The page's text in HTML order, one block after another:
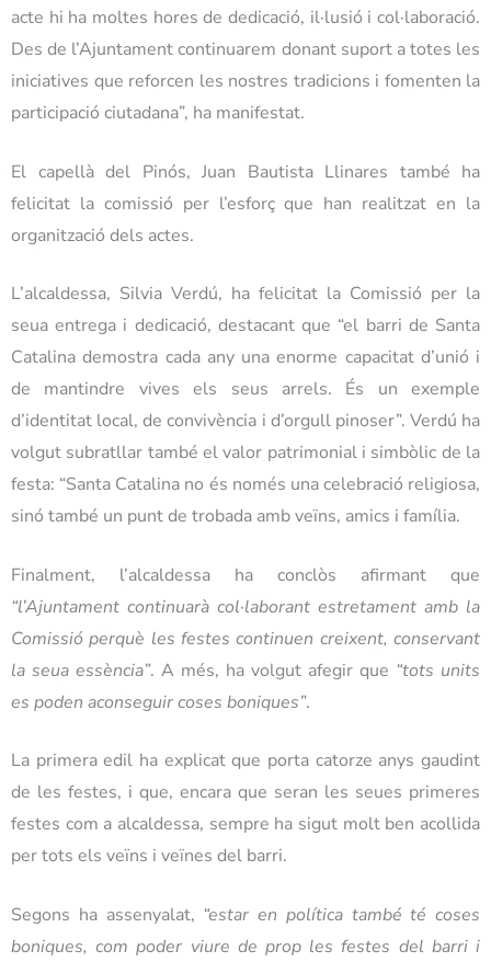
acte hi ha moltes hores de dedicació, il·lusió i col·laboració.
Des de l’Ajuntament continuarem donant suport a totes les
iniciatives que reforcen les nostres tradicions i fomenten la
participació ciutadana”, ha manifestat.
El capellà del Pinós, Juan Bautista Llinares també ha
felicitat la comissió per l’esforç que han realitzat en la
organització dels actes.
L’alcaldessa, Silvia Verdú, ha felicitat la Comissió per la
seua entrega i dedicació, destacant que “el barri de Santa
Catalina demostra cada any una enorme capacitat d’unió i
de mantindre vives els seus arrels. És un exemple
d’identitat local, de convivència i d’orgull pinoser”. Verdú ha
volgut subratllar també el valor patrimonial i simbòlic de la
festa: “Santa Catalina no és només una celebració religiosa,
sinó també un punt de trobada amb veïns, amics i família.
Finalment, l’alcaldessa ha conclòs afirmant que
“l’Ajuntament continuarà col·laborant estretament amb la
Comissió perquè les festes continuen creixent, conservant
la seua essència”. A més, ha volgut afegir que “tots units
es poden aconseguir coses boniques”.
La primera edil ha explicat que porta catorze anys gaudint
de les festes, i que, encara que seran les seues primeres
festes com a alcaldessa, sempre ha sigut molt ben acollida
per tots els veïns i veïnes del barri.
Segons ha assenyalat, “estar en política també té coses
boniques, com poder viure de prop les festes del barri i